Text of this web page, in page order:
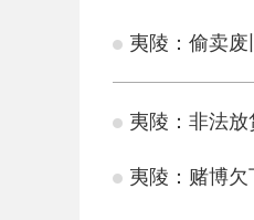
夷陵：偷卖
夷陵：非法
夷陵：赌博